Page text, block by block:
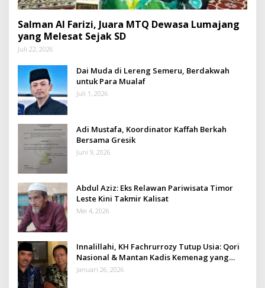
Salman Al Farizi, Juara MTQ Dewasa Lumajang
yang Melesat Sejak SD
Juli 22, 2026
Dai Muda di Lereng Semeru, Berdakwah
untuk Para Mualaf
Juli 1, 2026
Adi Mustafa, Koordinator Kaffah Berkah
Bersama Gresik
Juni 9, 2026
Abdul Aziz: Eks Relawan Pariwisata Timor
Leste Kini Takmir Kalisat
Mei 4, 2026
Innalillahi, KH Fachrurrozy Tutup Usia: Qori
Nasional & Mantan Kadis Kemenag yang
Penuh Teladan
Januari 26, 2026